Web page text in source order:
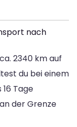
nach
2340 km auf
du bei einem
Tage
der Grenze